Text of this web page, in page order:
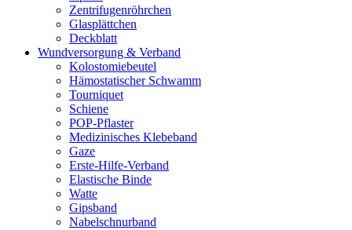
Zentrifugenröhrchen
Glasplättchen
Deckblatt
Wundversorgung & Verband
Kolostomiebeutel
Hämostatischer Schwamm
Tourniquet
Schiene
POP-Pflaster
Medizinisches Klebeband
Gaze
Erste-Hilfe-Verband
Elastische Binde
Watte
Gipsband
Nabelschnurband